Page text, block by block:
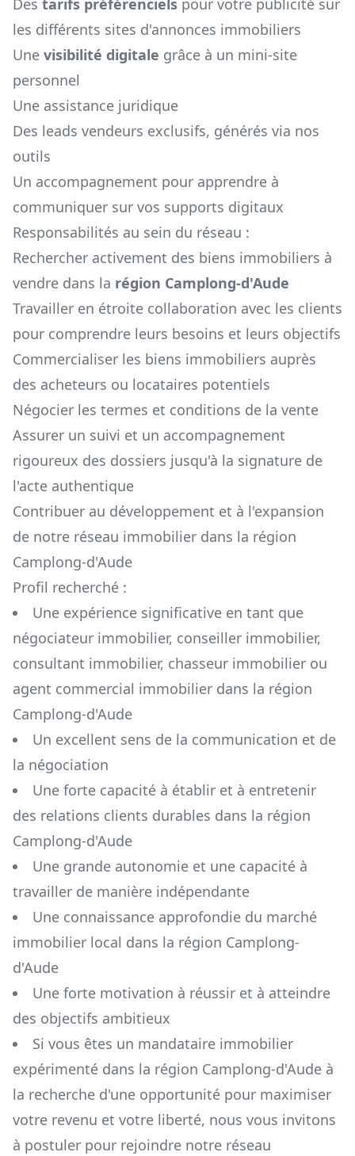
Des tarifs préférenciels pour votre publicité sur
les différents sites d'annonces immobiliers
Une visibilité digitale grâce à un mini-site
personnel
Une assistance juridique
Des leads vendeurs exclusifs, générés via nos
outils
Un accompagnement pour apprendre à
communiquer sur vos supports digitaux
Responsabilités au sein du réseau :
Rechercher activement des biens immobiliers à
vendre dans la région Camplong-d'Aude
Travailler en étroite collaboration avec les clients
pour comprendre leurs besoins et leurs objectifs
Commercialiser les biens immobiliers auprès
des acheteurs ou locataires potentiels
Négocier les termes et conditions de la vente
Assurer un suivi et un accompagnement
rigoureux des dossiers jusqu'à la signature de
l'acte authentique
Contribuer au développement et à l'expansion
de notre réseau immobilier dans la région
Camplong-d'Aude
Profil recherché :
Une expérience significative en tant que
négociateur immobilier, conseiller immobilier,
consultant immobilier, chasseur immobilier ou
agent commercial immobilier dans la région
Camplong-d'Aude
Un excellent sens de la communication et de
la négociation
Une forte capacité à établir et à entretenir
des relations clients durables dans la région
Camplong-d'Aude
Une grande autonomie et une capacité à
travailler de manière indépendante
Une connaissance approfondie du marché
immobilier local dans la région Camplong-
d'Aude
Une forte motivation à réussir et à atteindre
des objectifs ambitieux
Si vous êtes un mandataire immobilier
expérimenté dans la région Camplong-d'Aude à
la recherche d'une opportunité pour maximiser
votre revenu et votre liberté, nous vous invitons
à postuler pour rejoindre notre réseau